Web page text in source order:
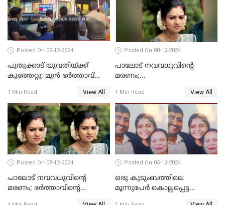
Posted On 09-12-2024
പുതുക്കാട് യുവതിയ്ക്ക്
കുത്തേറ്റു; മുൻ ഭർത്താവ്
1 Min Read View All
Posted On 08-12-2024
പാലോട് നവവധുവിന്റെ
മരണം;
സ്ഥിരീകരിച്ച് പൊലീസ്
1 Min Read View All
Posted On 08-12-2024
പാലോട് നവവധുവിന്റെ
മരണം; ഭര്‍ത്താവിന്റെ
Posted On 05-12-2024
ഒരു കുടുംബത്തിലെ
മൂന്നുപേര്‍ കൊല്ലപ്പെട്ട